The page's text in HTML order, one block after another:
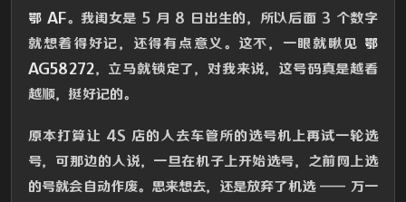
鄂 AF。我闺女是 5 月 8 日出生的，所以后面 3 个数字
就想着得好记，还得有点意义。这不，一眼就瞅见 鄂
AG58272，立马就锁定了，对我来说，这号码真是越看
越顺，挺好记的。​
原本打算让 4S 店的人去车管所的选号机上再试一轮选
号，可那边的人说，一旦在机子上开始选号，之前网上选
的号就会自动作废。思来想去，还是放弃了机选 —— 万一